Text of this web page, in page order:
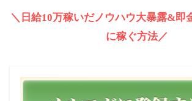
＼日給10万稼いだノウハウ大暴露&即
に稼ぐ方法／